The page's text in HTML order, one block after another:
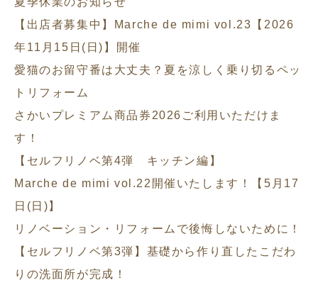
【出店者募集中】Marche de mimi vol.23【2026
年11月15日(日)】開催
愛猫のお留守番は大丈夫？夏を涼しく乗り切るペッ
トリフォーム
さかいプレミアム商品券2026ご利用いただけま
す！
【セルフリノベ第4弾 キッチン編】
Marche de mimi vol.22開催いたします！【5月17
日(日)】
リノベーション・リフォームで後悔しないために！
【セルフリノベ第3弾】基礎から作り直したこだわ
りの洗面所が完成！